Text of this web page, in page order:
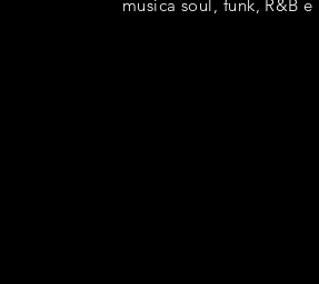
musica soul, funk, R&B